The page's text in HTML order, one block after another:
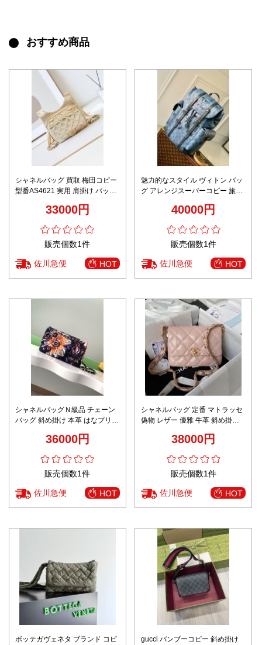
おすすめ商品
シャネルバッグ 買取 梅田コピー
型番AS4621 実用 肩掛け バック
33000円
販売個数1件
佐川急便 HOT
魅力的なスタイル ヴィトン バッ
グ アレンジスーパーコピー 旅行
40000円
販売個数1件
佐川急便 HOT
シャネルバッグＮ級品 チェーン
バッグ 斜め掛け 本革 はなプリン
36000円
販売個数1件
佐川急便 HOT
シャネルバッグ 定番 マトラッセ
偽物 レザー 優雅 牛革 斜め掛け
38000円
販売個数1件
佐川急便 HOT
ボッテガヴェネタ ブランド コピ
gucci バンブーコピー 斜め掛け